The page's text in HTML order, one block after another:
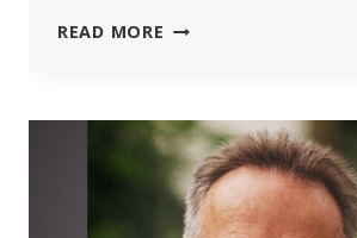
READ MORE GRIPA
FI
„DE
10
ORI
MAI